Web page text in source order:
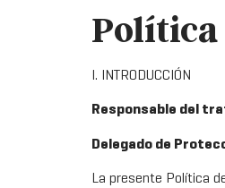
I. INTRODUCCIÓN
Responsable del
Delegado de
La presente Política